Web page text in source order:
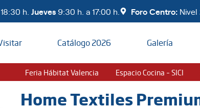
h. Jueves 9:30 h. a 17:00 h. Foro Centro:
Catálogo 2026 Galería
Feria Hábitat Valencia Espacio Cocina – SICI
Home Textiles